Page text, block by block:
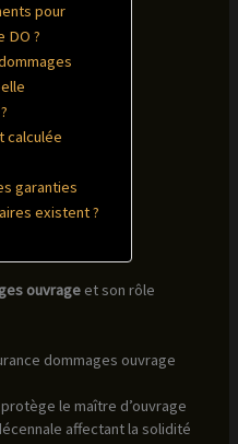
pour
DO ?
calculée
garanties
existent ?
ouvrageet son rôle
dommages ouvrage
le maître d’ouvrage
affectant la solidité